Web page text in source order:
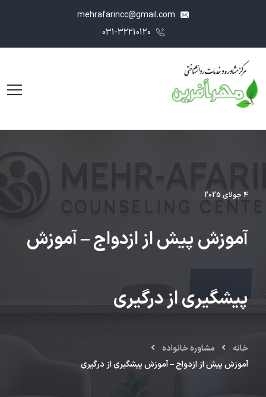
4 جولای 2025
آموزش پیش از ازدواج – آموزش
پیشگیری از درگیری
خانه
مشاوره خانواده
آموزش پیش از ازدواج – آموزش پیشگیری از درگیری